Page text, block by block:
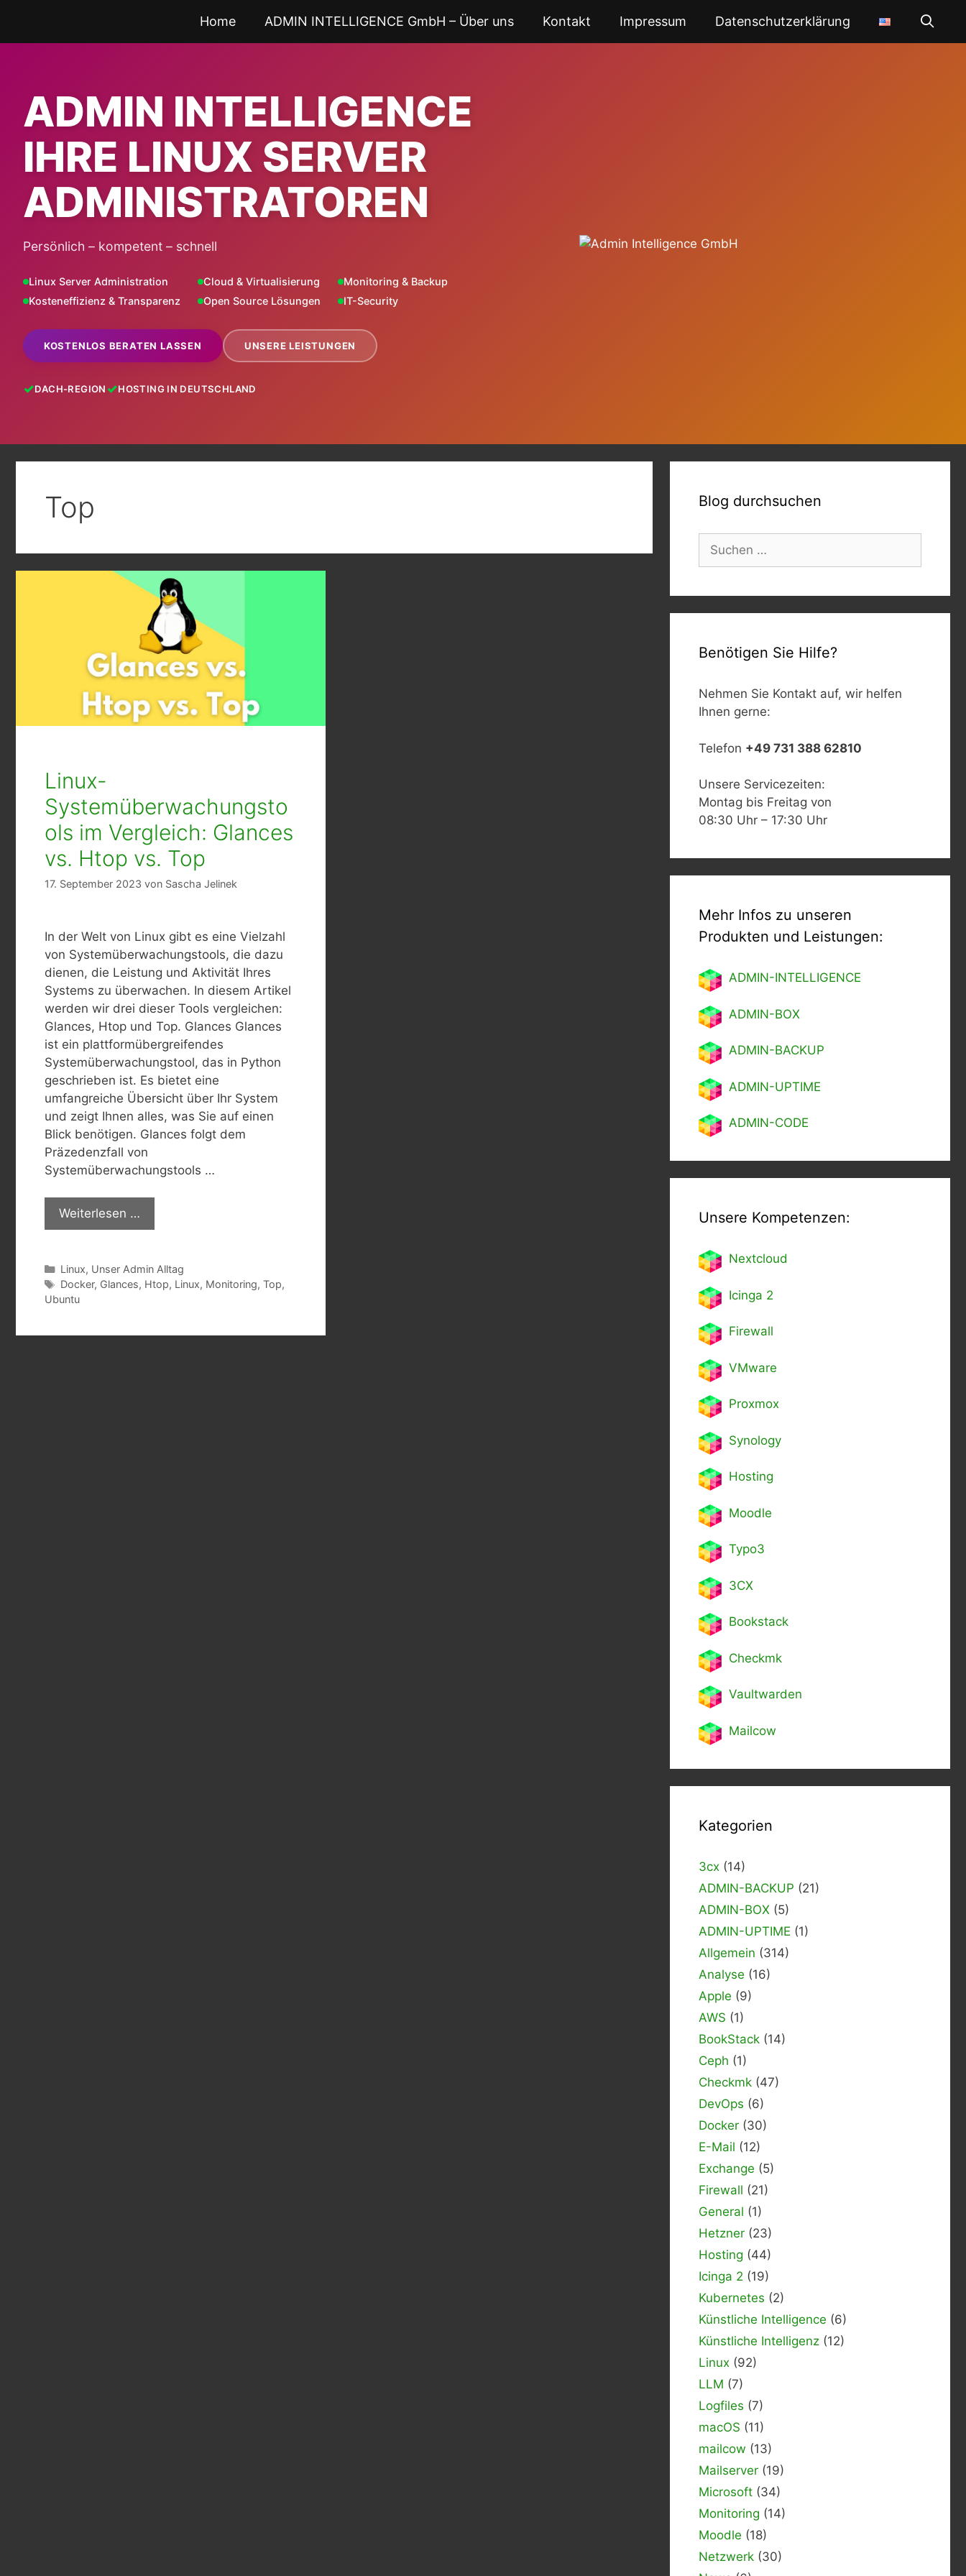
springen
Home ADMIN INTELLIGENCE GmbH – Über uns Kontakt Impressum Datenschutzerklärung
ADMIN INTELLIGENCE
IHRE LINUX SERVER
ADMINISTRATOREN
Persönlich – kompetent – schnell
Linux Server Administration Cloud & Virtualisierung
Monitoring & Backup
Kosteneffizienz & Transparenz
Open Source Lösungen IT-Security
KOSTENLOS BERATEN LASSEN UNSERE LEISTUNGEN
DACH-REGION HOSTING IN DEUTSCHLAND
Top
Linux-
Systemüberwachungsto
ols im Vergleich: Glances
vs. Htop vs. Top
17. September 2023 von Sascha Jelinek
In der Welt von Linux gibt es eine Vielzahl
von Systemüberwachungstools, die dazu
dienen, die Leistung und Aktivität Ihres
Systems zu überwachen. In diesem Artikel
werden wir drei dieser Tools vergleichen:
Glances, Htop und Top. Glances Glances
ist ein plattformübergreifendes
Systemüberwachungstool, das in Python
geschrieben ist. Es bietet eine
umfangreiche Übersicht über Ihr System
und zeigt Ihnen alles, was Sie auf einen
Blick benötigen. Glances folgt dem
Präzedenzfall von
Systemüberwachungstools …
Weiterlesen …
Kategorien
Linux, Unser Admin Alltag
Schlagwörter
Docker, Glances, Htop, Linux, Monitoring, Top,
Ubuntu
Blog durchsuchen
Suchen
nach:
Benötigen Sie Hilfe?
Nehmen Sie Kontakt auf, wir helfen
Ihnen gerne:
Telefon +49 731 388 62810
Unsere Servicezeiten:
Montag bis Freitag von
08:30 Uhr – 17:30 Uhr
Mehr Infos zu unseren
Produkten und Leistungen:
ADMIN-INTELLIGENCE
ADMIN-BOX
ADMIN-BACKUP
ADMIN-UPTIME
ADMIN-CODE
Unsere Kompetenzen:
Nextcloud
Icinga 2
Firewall
VMware
Proxmox
Synology
Hosting
Moodle
Typo3
3CX
Bookstack
Checkmk
Vaultwarden
Mailcow
Kategorien
3cx (14)
ADMIN-BACKUP (21)
ADMIN-BOX (5)
ADMIN-UPTIME (1)
Allgemein (314)
Analyse (16)
Apple (9)
AWS (1)
BookStack (14)
Ceph (1)
Checkmk (47)
DevOps (6)
Docker (30)
E-Mail (12)
Exchange (5)
Firewall (21)
General (1)
Hetzner (23)
Hosting (44)
Icinga 2 (19)
Kubernetes (2)
Künstliche Intelligence (6)
Künstliche Intelligenz (12)
Linux (92)
LLM (7)
Logfiles (7)
macOS (11)
mailcow (13)
Mailserver (19)
Microsoft (34)
Monitoring (14)
Moodle (18)
Netzwerk (30)